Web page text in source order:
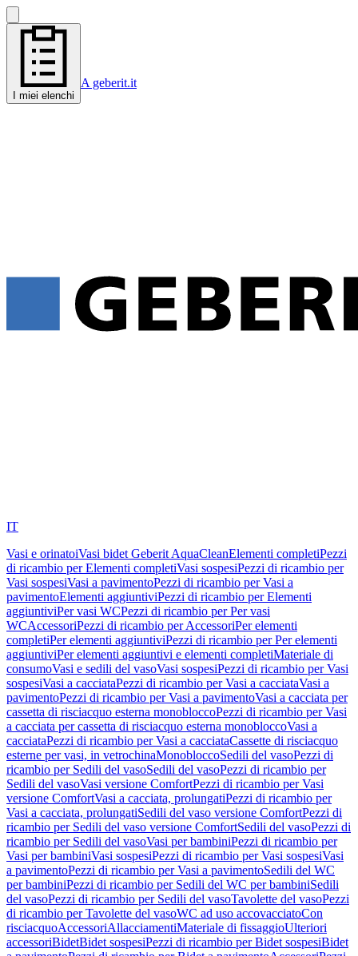
I miei elenchi
A geberit.it
IT
Vasi e orinatoiVasi bidet Geberit AquaCleanElementi completiPezzi
di ricambio per Elementi completiVasi sospesiPezzi di ricambio per
Vasi sospesiVasi a pavimentoPezzi di ricambio per Vasi a
pavimentoElementi aggiuntiviPezzi di ricambio per Elementi
aggiuntiviPer vasi WCPezzi di ricambio per Per vasi
WCAccessoriPezzi di ricambio per AccessoriPer elementi
completiPer elementi aggiuntiviPezzi di ricambio per Per elementi
aggiuntiviPer elementi aggiuntivi e elementi completiMateriale di
consumoVasi e sedili del vasoVasi sospesiPezzi di ricambio per Vasi
sospesiVasi a cacciataPezzi di ricambio per Vasi a cacciataVasi a
pavimentoPezzi di ricambio per Vasi a pavimentoVasi a cacciata per
cassetta di risciacquo esterna monobloccoPezzi di ricambio per Vasi
a cacciata per cassetta di risciacquo esterna monobloccoVasi a
cacciataPezzi di ricambio per Vasi a cacciataCassette di risciacquo
esterne per vasi, in vetrochinaMonobloccoSedili del vasoPezzi di
ricambio per Sedili del vasoSedili del vasoPezzi di ricambio per
Sedili del vasoVasi versione ComfortPezzi di ricambio per Vasi
versione ComfortVasi a cacciata, prolungatiPezzi di ricambio per
Vasi a cacciata, prolungatiSedili del vaso versione ComfortPezzi di
ricambio per Sedili del vaso versione ComfortSedili del vasoPezzi di
ricambio per Sedili del vasoVasi per bambiniPezzi di ricambio per
Vasi per bambiniVasi sospesiPezzi di ricambio per Vasi sospesiVasi
a pavimentoPezzi di ricambio per Vasi a pavimentoSedili del WC
per bambiniPezzi di ricambio per Sedili del WC per bambiniSedili
del vasoPezzi di ricambio per Sedili del vasoTavolette del vasoPezzi
di ricambio per Tavolette del vasoWC ad uso accovacciatoCon
risciacquoAccessoriAllacciamentiMateriale di fissaggioUlteriori
accessoriBidetBidet sospesiPezzi di ricambio per Bidet sospesiBidet